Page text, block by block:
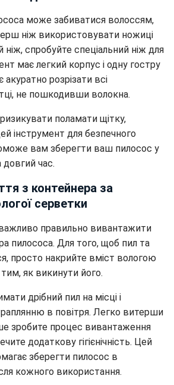
може забиватися волоссям,
ніж використовувати ножиці
ніж, спробуйте спеціальний ніж для
має легкий корпус і одну гостру
розрізати всі
не пошкодивши волокна.
поламати щітку,
інструмент для безпечного
вам зберегти ваш пилосос у
час.
з контейнера за
серветки
правильно вивантажити
пилососа. Для того, щоб пил та
просто накрийте вміст вологою
як викинути його.
дрібний пил на місці і
в повітря. Легко витерши
зробите процес вивантаження
додаткову гігієнічність. Цей
зберегти пилосос в
кожного використання.